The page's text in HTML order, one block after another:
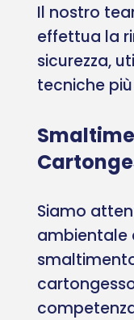
Il nostro
effettua la
sicurezza,
tecniche
Siamo
ambientale